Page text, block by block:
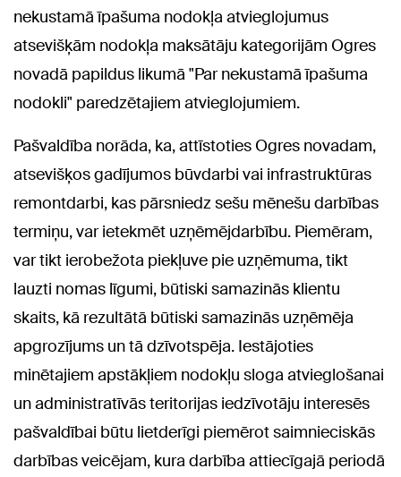
nekustamā īpašuma nodokļa atvieglojumus
atsevišķām nodokļa maksātāju kategorijām Ogres
novadā papildus likumā "Par nekustamā īpašuma
nodokli" paredzētajiem atvieglojumiem.
Pašvaldība norāda, ka, attīstoties Ogres novadam,
atsevišķos gadījumos būvdarbi vai infrastruktūras
remontdarbi, kas pārsniedz sešu mēnešu darbības
termiņu, var ietekmēt uzņēmējdarbību. Piemēram,
var tikt ierobežota piekļuve pie uzņēmuma, tikt
lauzti nomas līgumi, būtiski samazinās klientu
skaits, kā rezultātā būtiski samazinās uzņēmēja
apgrozījums un tā dzīvotspēja. Iestājoties
minētajiem apstākļiem nodokļu sloga atvieglošanai
un administratīvās teritorijas iedzīvotāju interesēs
pašvaldībai būtu lietderīgi piemērot saimnieciskās
darbības veicējam, kura darbība attiecīgajā periodā